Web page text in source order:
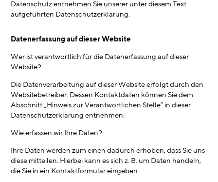
Datenschutz entnehmen Sie unserer unter diesem Text
aufgeführten Datenschutzerklärung.
Datenerfassung auf dieser Website
Wer ist verantwortlich für die Datenerfassung auf dieser
Website?
Die Datenverarbeitung auf dieser Website erfolgt durch den
Websitebetreiber. Dessen Kontaktdaten können Sie dem
Abschnitt „Hinweis zur Verantwortlichen Stelle“ in dieser
Datenschutzerklärung entnehmen.
Wie erfassen wir Ihre Daten?
Ihre Daten werden zum einen dadurch erhoben, dass Sie uns
diese mitteilen. Hierbei kann es sich z. B. um Daten handeln,
die Sie in ein Kontaktformular eingeben.